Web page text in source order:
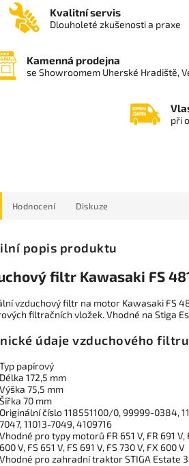
Kvalitní servis
Dlouholeté zkušenosti a praxe
Kamenná prodejna
se Showroomem Uherské Hradiště,
při
Hodnocení Diskuze
popis produktu
filtr Kawasaki FS
vzduchový filtr na motor Kawasaki FS
filtračních vložek. Vhodné na Stiga
údaje vzduchového filtru
Typ papírový
Délka 172,5 mm
Výška 75,5 mm
Šířka 70 mm
Originální číslo 118551100/0, 99999-0384,
7047, 11013-7049, 4109716
Vhodné pro typy motorů FR 651 V, FR 691
600 V, FS 651 V, FS 691 V, FS 730 V, FX 600 V
Vhodné pro zahradní traktor STIGA Estate